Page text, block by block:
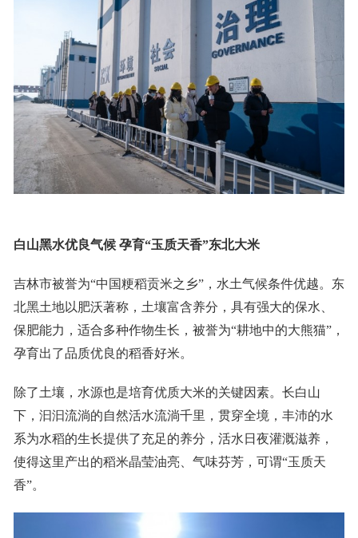
白山黑水优良气候 孕育“玉质天香”东北大米
吉林市被誉为“中国粳稻贡米之乡”，水土气候条件优越。东
北黑土地以肥沃著称，土壤富含养分，具有强大的保水、
保肥能力，适合多种作物生长，被誉为“耕地中的大熊猫”，
孕育出了品质优良的稻香好米。
除了土壤，水源也是培育优质大米的关键因素。长白山
下，汩汩流淌的自然活水流淌千里，贯穿全境，丰沛的水
系为水稻的生长提供了充足的养分，活水日夜灌溉滋养，
使得这里产出的稻米晶莹油亮、气味芬芳，可谓“玉质天
香”。